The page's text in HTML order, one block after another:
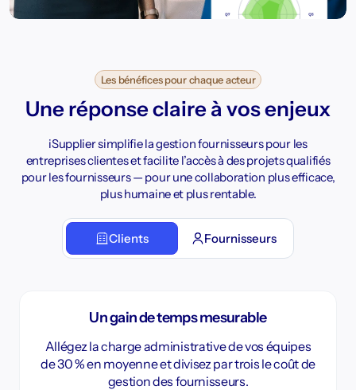
Les bénéfices pour chaque acteur
Une réponse claire à vos enjeux
iSupplier simplifie la gestion fournisseurs pour les
entreprises clientes et facilite l’accès à des projets qualifiés
pour les fournisseurs — pour une collaboration plus efficace,
plus humaine et plus rentable.
Clients Fournisseurs
Un gain de temps mesurable
Allégez la charge administrative de vos équipes
de 30 % en moyenne et divisez par trois le coût de
gestion des fournisseurs.